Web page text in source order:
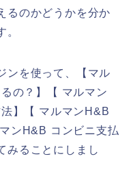
るのかどうかを分か
。
ンを使って、【マル
の？】【 マルマン
】【 マルマンH&B
ンH&B コンビニ支払
ることにしまし